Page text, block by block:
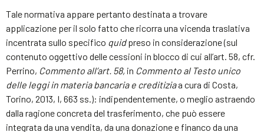
Tale normativa appare pertanto destinata a trovare
applicazione per il solo fatto che ricorra una vicenda traslativa
incentrata sullo specifico quidpreso in considerazione (sul
contenuto oggettivo delle cessioni in blocco di cui all’art. 58, cfr.
Perrino, Commento all’art. 58, in Commento al Testo unico
delle leggi in materia bancaria e creditiziaa cura di Costa,
Torino, 2013, I, 663 ss.): indipendentemente, o meglio astraendo
dalla ragione concreta del trasferimento, che può essere
integrata da una vendita, da una donazione e financo da una